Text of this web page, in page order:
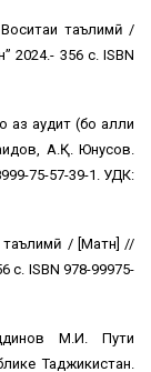
таълимӣ /
356 с. ISBN
аудит (бо ҳалли
А.Қ. Юнусов.
75-57-39-1. УДК:
таълимӣ / [Матн] //
ISBN 978-99975-
М.И. Пути
Таджикистан.